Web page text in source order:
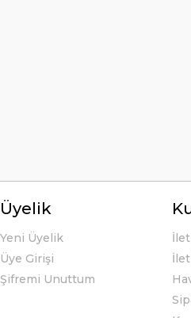
Hem Ürünü hem de firmayı tavsiye
ilgi alaka süper.
Üyelik
Yeni Üyelik
Üye Girişi
Şifremi Unuttum